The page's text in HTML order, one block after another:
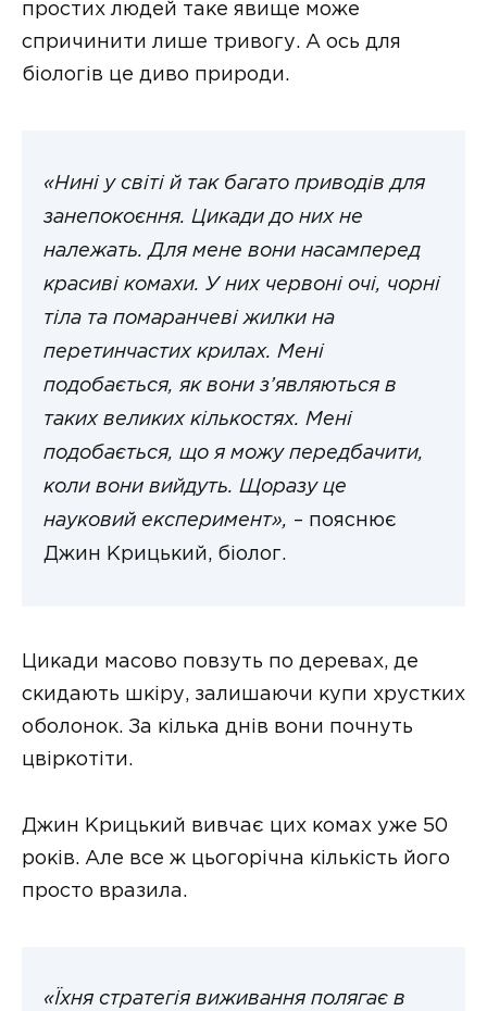
простих людей таке явище може
спричинити лише тривогу. А ось для
біологів це диво природи.
«Нині у світі й так багато приводів для
занепокоєння. Цикади до них не
належать. Для мене вони насамперед
красиві комахи. У них червоні очі, чорні
тіла та помаранчеві жилки на
перетинчастих крилах. Мені
подобається, як вони з’являються в
таких великих кількостях. Мені
подобається, що я можу передбачити,
коли вони вийдуть. Щоразу це
науковий експеримент», – пояснює
Джин Крицький, біолог.
Цикади масово повзуть по деревах, де
скидають шкіру, залишаючи купи хрустких
оболонок. За кілька днів вони почнуть
цвіркотіти.
Джин Крицький вивчає цих комах уже 50
років. Але все ж цьогорічна кількість його
просто вразила.
«Їхня стратегія виживання полягає в